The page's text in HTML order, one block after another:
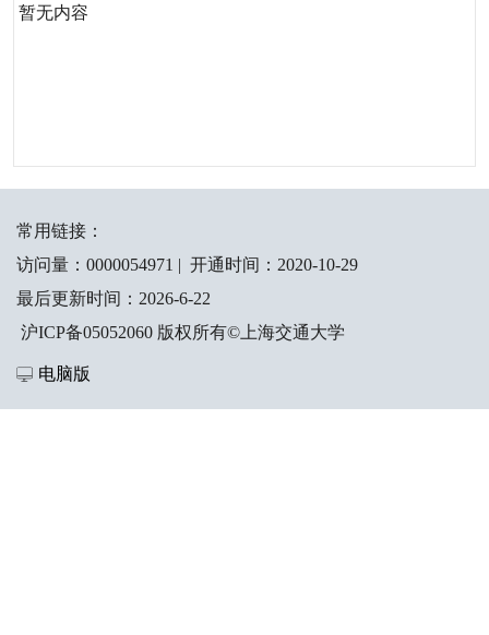
暂无内容
常用链接：
访问量： 0000054971 | 开通时间： 2020-10-29
最后更新时间： 2026-6-22
沪ICP备05052060 版权所有©上海交通大学
电脑版